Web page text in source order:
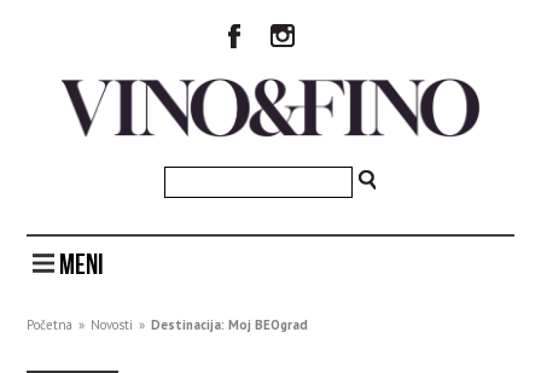
MENI
Početna » Novosti » Destinacija: Moj BEOgrad